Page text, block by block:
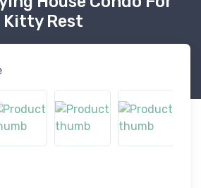
Kitty Rest